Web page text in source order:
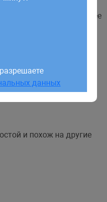
все
, но с ней проще и понятнее
команды, при
не нужно
команд.
и похож на другие
данных
данных